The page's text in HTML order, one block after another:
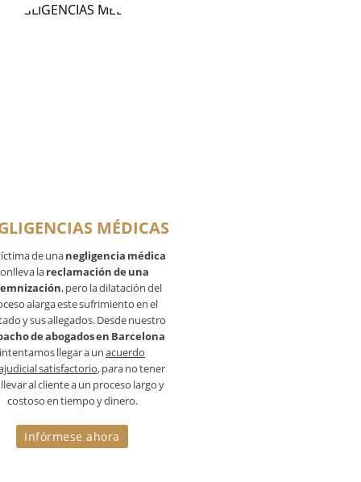
MÉDICAS
de unanegligencia médica
lareclamación de una
, pero la dilatación del
alarga este sufrimiento en el
y sus allegados. Desde nuestro
de abogados en Barcelona
intentamos llegar a unacuerdo
satisfactorio, para no tener
al cliente a un proceso largo y
costoso en tiempo y dinero.
Infórmese ahora